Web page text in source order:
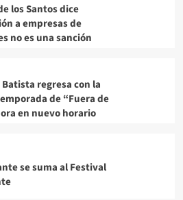
los Santos dice
a empresas de
no es una sanción
regresa con la
de “Fuera de
en nuevo horario
se suma al Festival